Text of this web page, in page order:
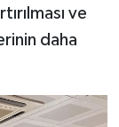
ve
daha